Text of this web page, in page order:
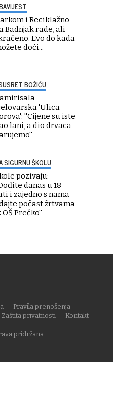
i Reciklažno
Badnjak rade, ali
Evo do kada
doći...
BOŽIĆU
'Ulica
''Cijene su iste
lani, a dio drvaca
SIGURNU ŠKOLU
pozivaju:
danas u 18
i zajedno s nama
počast žrtvama
OŠ Prečko''
pridržana.
Pravila prenošenja
Zaštita privatnosti
Kontakt